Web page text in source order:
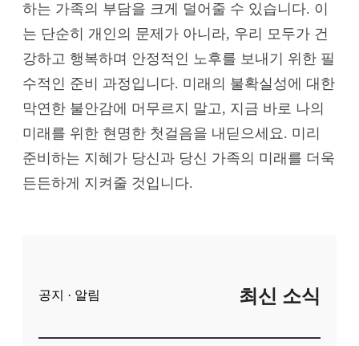
하는 가족의 부담을 크게 덜어줄 수 있습니다. 이
는 단순히 개인의 문제가 아니라, 우리 모두가 건
강하고 행복하며 안정적인 노후를 보내기 위한 필
수적인 준비 과정입니다. 미래의 불확실성에 대한
막연한 불안감에 머무르지 말고, 지금 바로 나의
미래를 위한 현명한 첫걸음을 내딛으세요. 미리
준비하는 지혜가 당신과 당신 가족의 미래를 더욱
든든하게 지켜줄 것입니다.
공지 · 알림 최신 소식